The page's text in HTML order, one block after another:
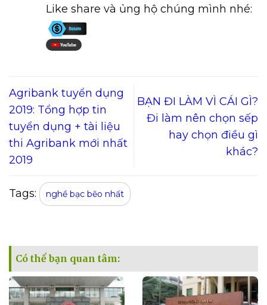
Like share và ủng hộ chúng mình nhé:
Agribank tuyển dụng
2019: Tổng hợp tin
tuyển dụng + tài liệu
thi Agribank mới nhất
2019
BẠN ĐI LÀM VÌ CÁI GÌ?
Đi làm nên chọn sếp
hay chọn điều gì
khác?
Tags: nghề bạc bẽo nhất
Có thể bạn quan tâm: